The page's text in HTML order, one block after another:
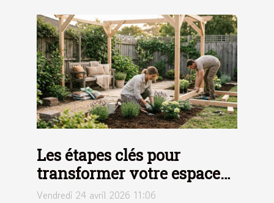
Les étapes clés pour
transformer votre espace
extérieur en un havre de
Vendredi 24 avril 2026 11:06